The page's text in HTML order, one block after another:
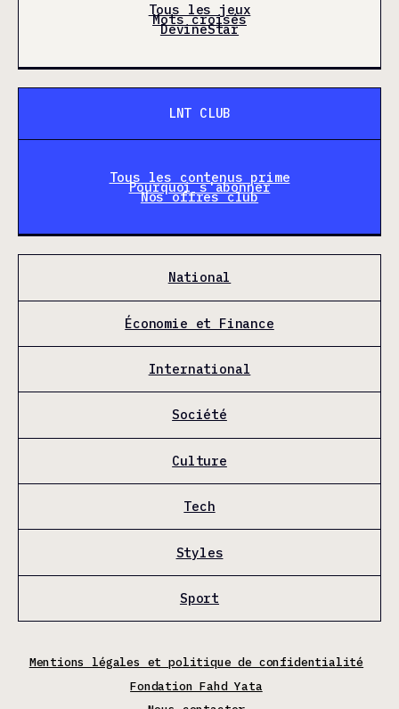
Tous les jeux
Mots croisés
DevineStar
LNT CLUB
Tous les contenus prime
Pourquoi s'abonner
Nos offres club
National
Économie et Finance
International
Société
Culture
Tech
Styles
Sport
Mentions légales et politique de confidentialité
Fondation Fahd Yata